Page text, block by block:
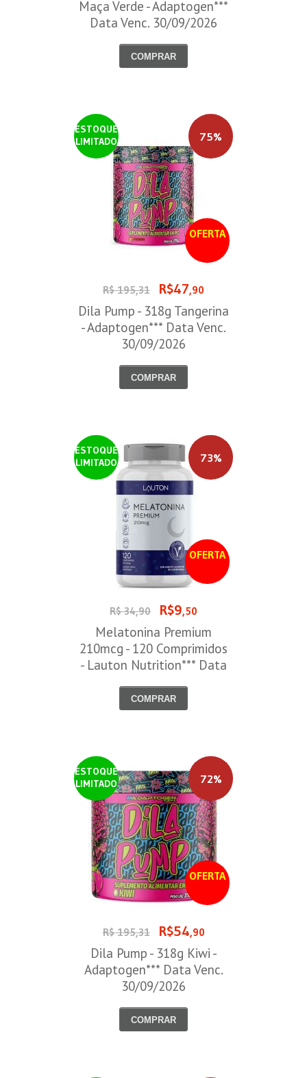
Maça Verde - Adaptogen***
Data Venc. 30/09/2026
COMPRAR
ESTOQUE
LIMITADO
OFERTA
75%
R$ 195,31 R$47,90
Dila Pump - 318g Tangerina
- Adaptogen*** Data Venc.
30/09/2026
COMPRAR
ESTOQUE
LIMITADO
OFERTA
73%
R$ 34,90 R$9,50
Melatonina Premium
210mcg - 120 Comprimidos
- Lauton Nutrition*** Data
COMPRAR
ESTOQUE
LIMITADO
OFERTA
72%
R$ 195,31 R$54,90
Dila Pump - 318g Kiwi -
Adaptogen*** Data Venc.
30/09/2026
COMPRAR